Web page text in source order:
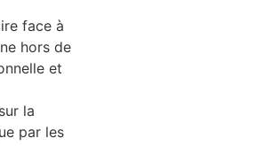
face à
hors de
et
la
par les